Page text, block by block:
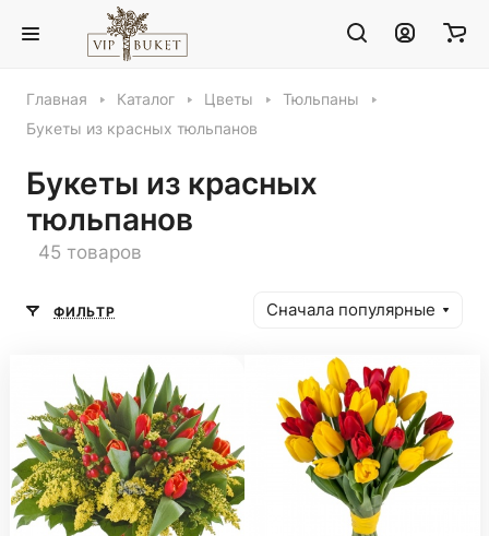
Главная Каталог Цветы
Тюльпаны
Букеты из красных тюльпанов
Букеты из красных
тюльпанов
45 товаров
ФИЛЬТР Сначала популярные